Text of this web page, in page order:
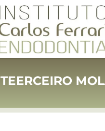
TEERCEIRO